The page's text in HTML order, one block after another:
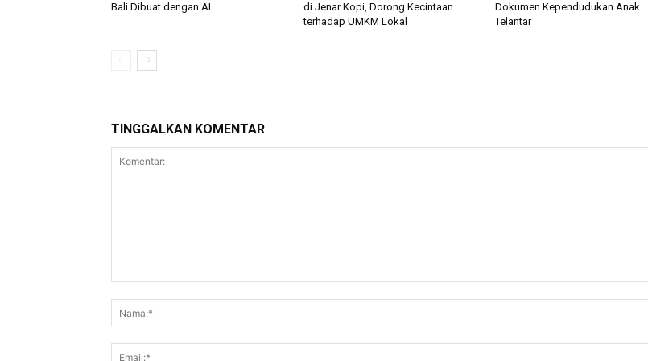
Bali Dibuat dengan AI
di Jenar Kopi, Dorong Kecintaan
terhadap UMKM Lokal
Dokumen Kependudukan Anak
Telantar
TINGGALKAN KOMENTAR